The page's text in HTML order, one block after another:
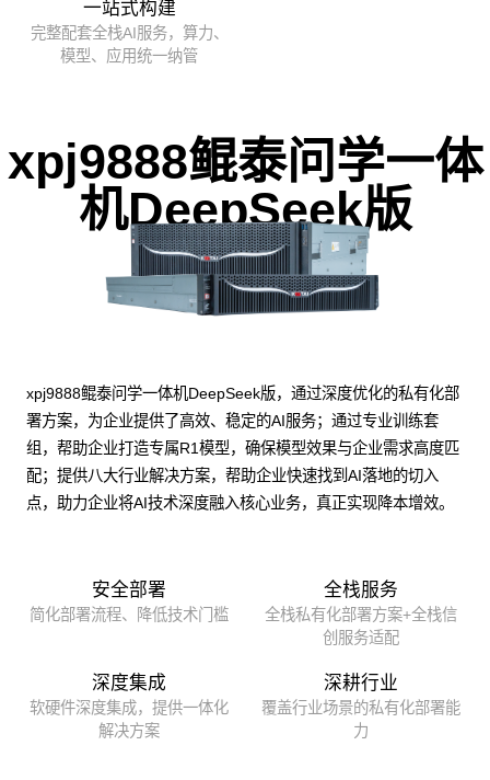
一站式构建
完整配套全栈AI服务，算力、
模型、应用统一纳管
xpj9888鲲泰问学一体
机DeepSeek版
xpj9888鲲泰问学一体机DeepSeek版，通过深度优化的私有化部
署方案，为企业提供了高效、稳定的AI服务；通过专业训练套
组，帮助企业打造专属R1模型，确保模型效果与企业需求高度匹
配；提供八大行业解决方案，帮助企业快速找到AI落地的切入
点，助力企业将AI技术深度融入核心业务，真正实现降本增效。
安全部署
简化部署流程、降低技术门槛
全栈服务
全栈私有化部署方案+全栈信
创服务适配
深度集成
软硬件深度集成，提供一体化
解决方案
深耕行业
覆盖行业场景的私有化部署能
力